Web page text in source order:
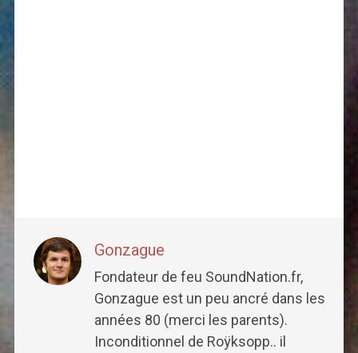
Gonzague
Fondateur de feu SoundNation.fr,
Gonzague est un peu ancré dans les
années 80 (merci les parents).
Inconditionnel de Roÿksopp.. il